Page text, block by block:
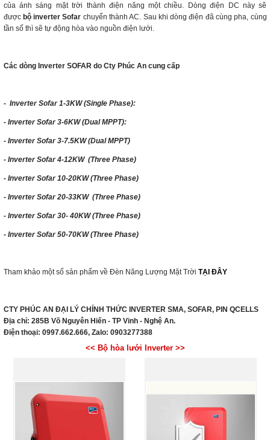
của ánh sáng mặt trời thành điện năng một chiều. Dòng điện DC này sẽ
được bộ inverter Sofar chuyển thành AC. Sau khi dòng điện đã cùng pha, cùng
tần số thì sẽ tự động hòa vào nguồn điện lưới.
Các dòng Inverter SOFAR do Cty Phúc An cung cấp
- Inverter Sofar 1-3KW (Single Phase):
- Inverter Sofar 3-6KW (Dual MPPT):
- Inverter Sofar 3-7.5KW (Dual MPPT)
- Inverter Sofar 4-12KW (Three Phase)
- Inverter Sofar 10-20KW (Three Phase)
- Inverter Sofar 20-33KW (Three Phase)
- Inverter Sofar 30- 40KW (Three Phase)
- Inverter Sofar 50-70KW (Three Phase)
Tham khảo một số sản phẩm về Đèn Năng Lượng Mặt Trời TẠI ĐÂY
CTY PHÚC AN ĐẠI LÝ CHÍNH THỨC INVERTER SMA, SOFAR, PIN QCELLS
Địa chỉ: 285B Võ Nguyên Hiến - TP Vinh - Nghệ An.
Điện thoại: 0997.662.666, Zalo: 0903277388
<< Bộ hòa lưới Inverter >>